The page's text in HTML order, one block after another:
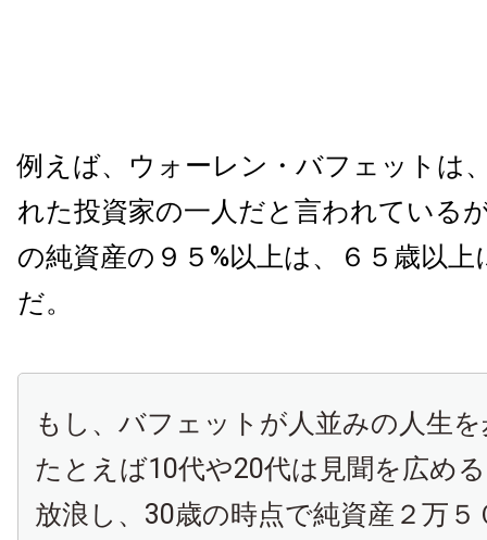
例えば、ウォーレン・バフェットは
れた投資家の一人だと言われている
の純資産の９５%以上は、６５歳以
だ。
もし、バフェットが人並みの人生
たとえば10代や20代は見聞を広め
放浪し、30歳の時点で純資産２万